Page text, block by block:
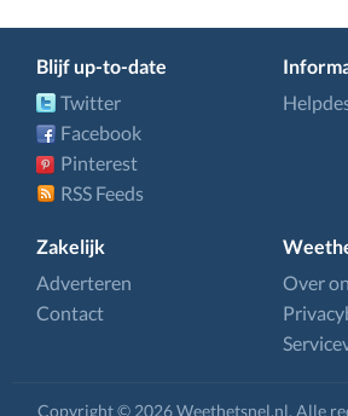
Blijf up-to-date
Twitter
Facebook
Pinterest
RSS Feeds
Zakelijk
Adverteren
Contact
Over
Copyright © 2026 Weethetsnel.nl. Alle